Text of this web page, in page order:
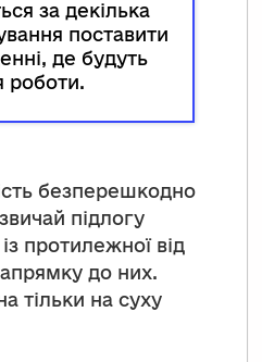
за декілька
поставити
де будуть
роботи.
безперешкодно
підлогу
протилежної від
до них.
тільки на суху